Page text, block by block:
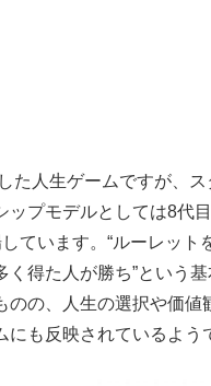
た人生ゲームですが、ス
ップモデルとしては8代
ています。“ルーレット
く得た人が勝ち”という
のの、人生の選択や価値
にも反映されているよう